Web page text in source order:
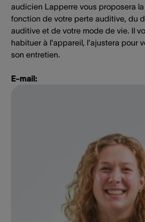
audicien Lapperre vous proposera
fonction de votre perte auditive, du
auditive et de votre mode de vie. Il
habituer à l'appareil, l'ajustera pour
son entretien.
E-mail: